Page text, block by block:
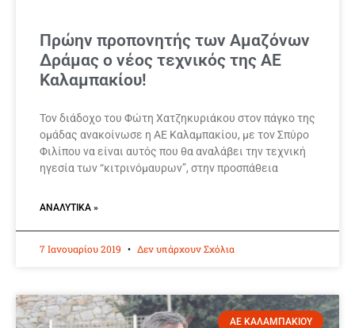
Πρώην προπονητής των Αμαζόνων
Δράμας ο νέος τεχνικός της ΑΕ
Καλαμπακίου!
Τον διάδοχο του Φώτη Χατζηκυριάκου στον πάγκο της
ομάδας ανακοίνωσε η ΑΕ Καλαμπακίου, με τον Σπύρο
Φιλίπου να είναι αυτός που θα αναλάβει την τεχνική
ηγεσία των “κιτρινόμαυρων”, στην προσπάθεια
ΑΝΑΛΥΤΙΚΆ »
7 Ιανουαρίου 2019 Δεν υπάρχουν Σχόλια
ΑΕ ΚΑΛΑΜΠΑΚΙΟΥ